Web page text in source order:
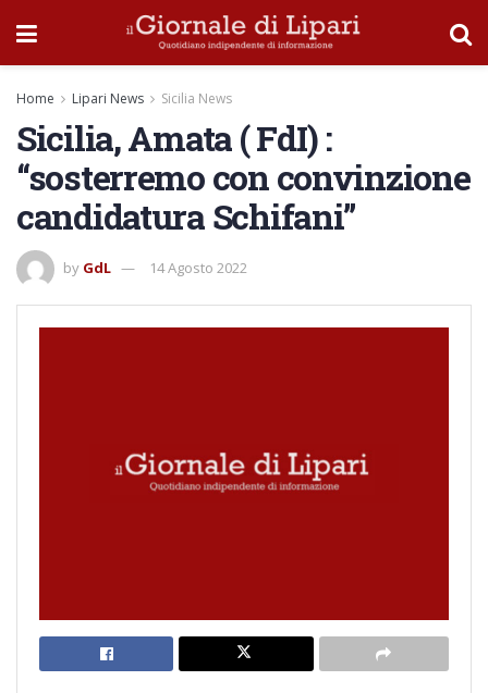
Home Lipari News Sicilia News
Sicilia, Amata ( FdI) :
“sosterremo con convinzione
candidatura Schifani”
by GdL 14 Agosto 2022